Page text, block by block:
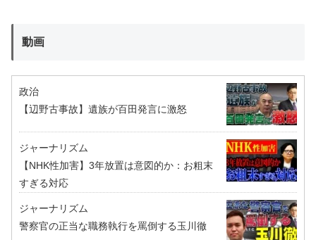
動画
政治
【辺野古事故】遺族が百田発言に激怒
ジャーナリズム
【NHK性加害】3年放置は意図的か：お粗末
すぎる対応
ジャーナリズム
警察官の正当な職務執行を罵倒する玉川徹